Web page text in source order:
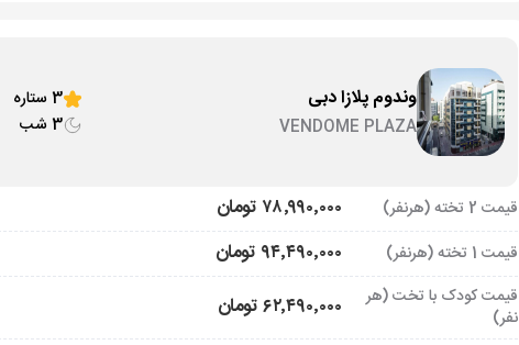
وندوم پلازا دبی
VENDOME PLAZA
3 ستاره
3 شب
قیمت 2 تخته (هرنفر) ۷۸٬۹۹۰٬۰۰۰ تومان
قیمت 1 تخته (هرنفر) ۹۴٬۴۹۰٬۰۰۰ تومان
قیمت کودک با تخت (هر
نفر)
۶۲٬۴۹۰٬۰۰۰ تومان